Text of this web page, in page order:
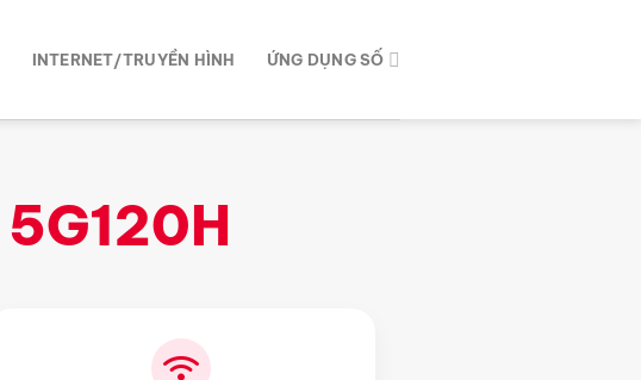
INTERNET/TRUYỀN HÌNH ỨNG DỤNG SỐ
5G120H